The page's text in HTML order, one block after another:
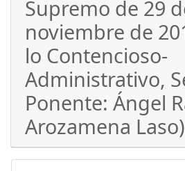
Supremo de 29
noviembre de
lo Contencioso-
Administrativo,
Ponente: Ángel
Arozamena Laso)